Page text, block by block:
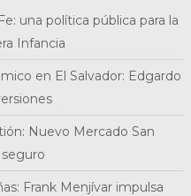
una política pública para la
Infancia
en El Salvador: Edgardo
Nuevo Mercado San
Frank Menjívar impulsa